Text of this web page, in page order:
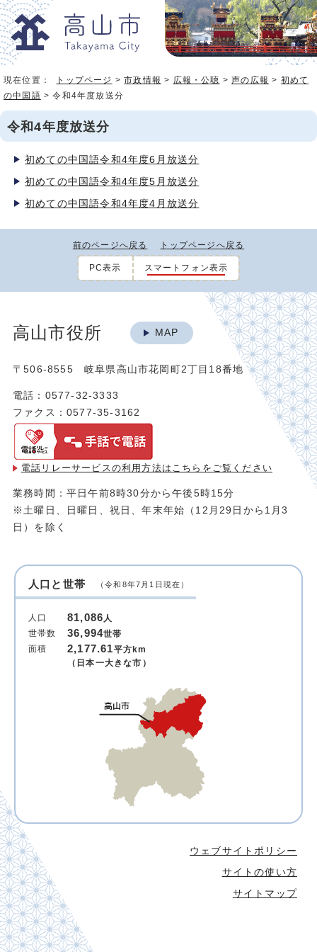
現在位置： トップページ >市政情報 > 広報・公聴 >声の広報 > 初めて
の中国語 > 令和4年度放送分
令和4年度放送分
初めての中国語令和4年度6月放送分
初めての中国語令和4年度5月放送分
初めての中国語令和4年度4月放送分
前のページへ戻る トップページへ戻る
PC表示 スマートフォン表示
高山市役所 MAP
〒506-8555 岐阜県高山市花岡町2丁目18番地
電話：0577-32-3333
ファクス：0577-35-3162
電話リレーサービスの利用方法は こちらをご覧ください
業務時間：平日午前8時30分から午後5時15分
※土曜日、日曜日、祝日、年末年始（12月29日から1月3
日）を除く
人口と世帯 （令和8年7月1日現在）
人口 81,086人
世帯数
36,994世帯
面積
2,177.61平方km
（日本一大きな市）
ウェブサイトポリシー
サイトの使い方
サイトマップ